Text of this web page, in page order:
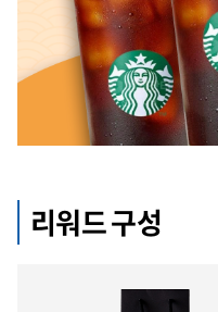
리워드 구성